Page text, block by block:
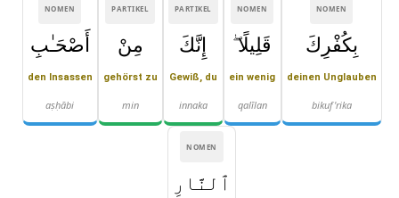
NOMEN
بِكُفْرِكَ
deinen Unglauben
bikuf'rika
NOMEN
قَلِيلًا ۖ
ein wenig
qalīlan
PARTIKEL
إِنَّكَ
Gewiß, du
innaka
PARTIKEL
مِنْ
gehörst zu
min
NOMEN
أَصْحَـٰبِ
den Insassen
aṣḥābi
NOMEN
ٱلنَّارِ